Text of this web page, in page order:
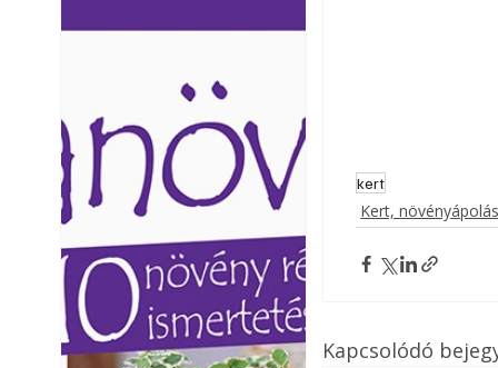
kert
Kert, növényápolás
Kapcsolódó